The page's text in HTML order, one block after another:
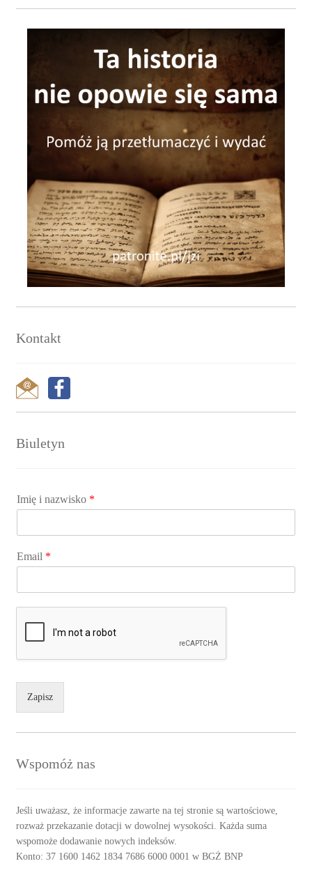
Kontakt
Biuletyn
Imię i nazwisko *
Email *
Zapisz
Wspomóż nas
Jeśli uważasz, że informacje zawarte na tej stronie są wartościowe,
rozważ przekazanie dotacji w dowolnej wysokości. Każda suma
wspomoże dodawanie nowych indeksów.
Konto: 37 1600 1462 1834 7686 6000 0001 w BGŻ BNP